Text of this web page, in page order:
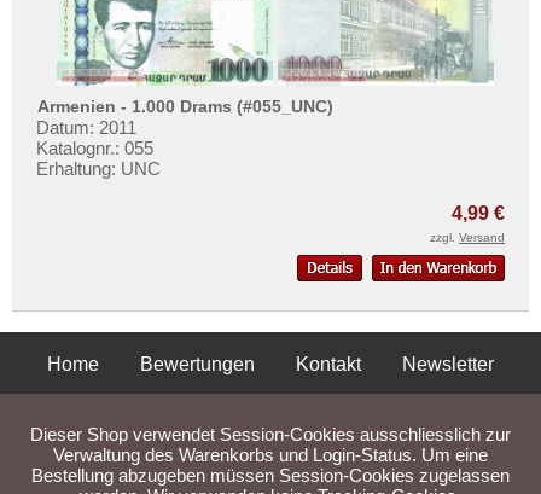
Armenien - 1.000 Drams (#055_UNC)
Datum: 2011
Katalognr.: 055
Erhaltung: UNC
4,99 €
zzgl. Versand
Home Bewertungen Kontakt
Newsletter
Liefer- und Versandkosten
Dieser Shop verwendet Session-Cookies ausschliesslich zur
Verwaltung des Warenkorbs und Login-Status. Um eine
Bestellung abzugeben müssen Session-Cookies zugelassen